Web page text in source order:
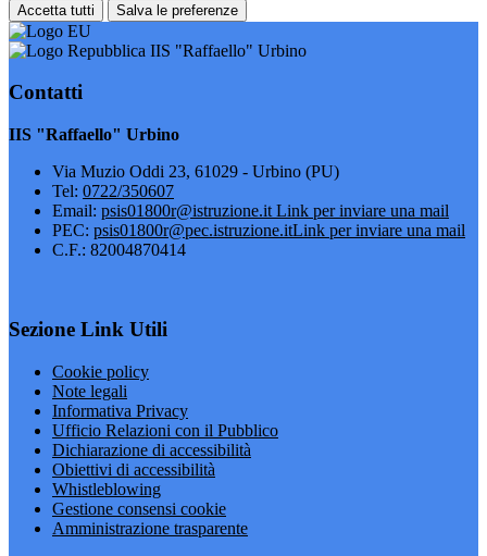
Accetta tutti Salva le preferenze
IIS "Raffaello" Urbino
Contatti
IIS "Raffaello" Urbino
Via Muzio Oddi 23, 61029 - Urbino (PU)
Tel: 0722/350607
Email: psis01800r@istruzione.it Link per inviare una mail
PEC: psis01800r@pec.istruzione.itLink per inviare una mail
C.F.: 82004870414
Sezione Link Utili
Cookie policy
Note legali
Informativa Privacy
Ufficio Relazioni con il Pubblico
Dichiarazione di accessibilità
Obiettivi di accessibilità
Whistleblowing
Gestione consensi cookie
Amministrazione trasparente